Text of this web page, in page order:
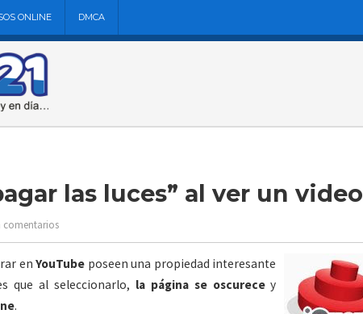
ONLINE DMCA
las luces” al ver un video
comentarios
enYouTube poseen una propiedad interesante
que al seleccionarlo, la página se oscurecey
.